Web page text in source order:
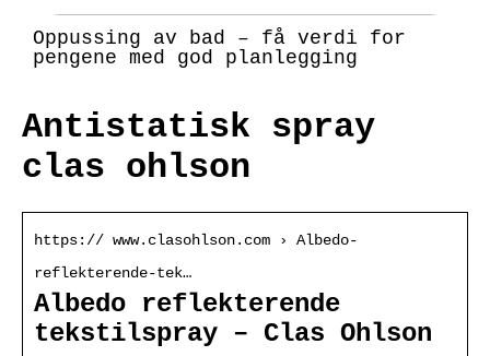
Oppussing av bad – få verdi for
pengene med god planlegging
Antistatisk spray
clas ohlson
https:// www.clasohlson.com › Albedo-
reflekterende-tek…
Albedo reflekterende
tekstilspray – Clas Ohlson